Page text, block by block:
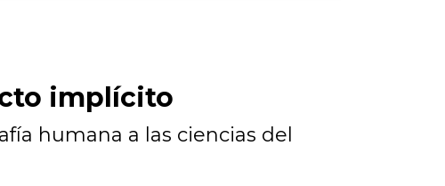
implícito
humana a las ciencias del